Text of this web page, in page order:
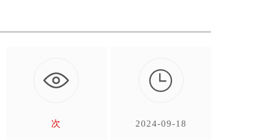
次

2024-09-18